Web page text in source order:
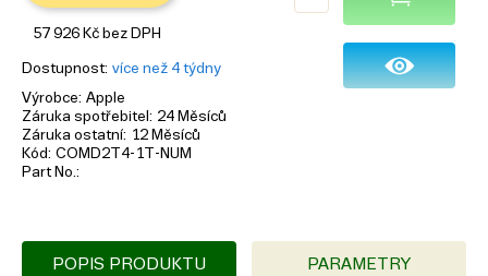
57 926 Kč bez DPH
Dostupnost více než 4 týdny
Výrobce Apple
Záruka spotřebitel
24 Měsíců
Záruka ostatní 12 Měsíců
Kód COMD2T4-1T-NUM
Part No.
POPIS PRODUKTU PARAMETRY